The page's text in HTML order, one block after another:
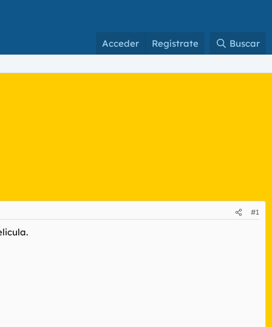
Acceder Regístrate Buscar
#1